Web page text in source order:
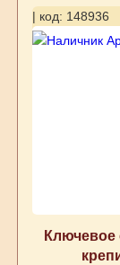
| код: 148936
Ключевое